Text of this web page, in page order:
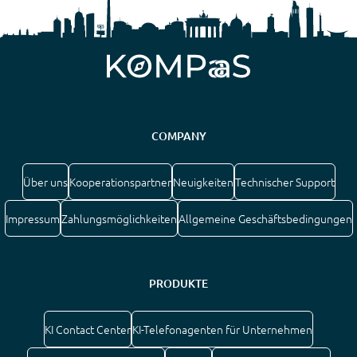
COMPANY
Über unsKooperationspartnerNeuigkeitenTechnischer Support
ImpressumZahlungsmöglichkeitenAllgemeine Geschäftsbedingungen
PRODUKTE
KI Contact CenterKI-Telefonagenten für Unternehmen